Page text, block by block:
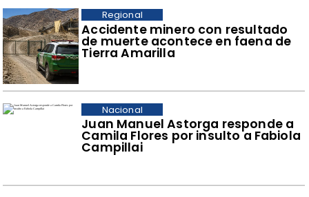
Accidente minero con resultado
de muerte acontece en faena de
Tierra Amarilla
Regional
Juan Manuel Astorga responde a
Camila Flores por insulto a Fabiola
Campillai
Nacional